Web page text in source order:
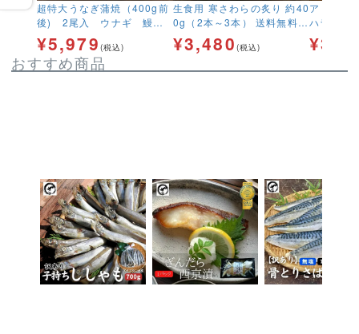
超特大うなぎ蒲焼（400g前
後) 2尾入 ウナギ 鰻
うな丼 贅沢 ギフト【送
料無料】
¥5,979 (税込)
生食用 寒さわらの炙り 約40
0g（2本～3本） 送料無料
鰆 サワラ あぶり お刺身 海
鮮 冷凍
¥3,480 (税込)
アトラン
ハラスス
g×3p）
ーモン お
¥
おすすめ商品